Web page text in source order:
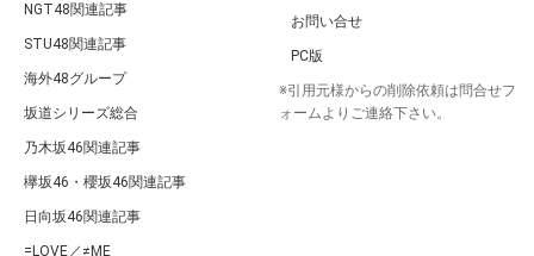
NGT48関連記事
STU48関連記事
海外48グループ
坂道シリーズ総合
乃木坂46関連記事
欅坂46・櫻坂46関連記事
日向坂46関連記事
=LOVE／≠ME
お問い合せ
PC版
※引用元様からの削除依頼は問合せフ
ォームよりご連絡下さい。